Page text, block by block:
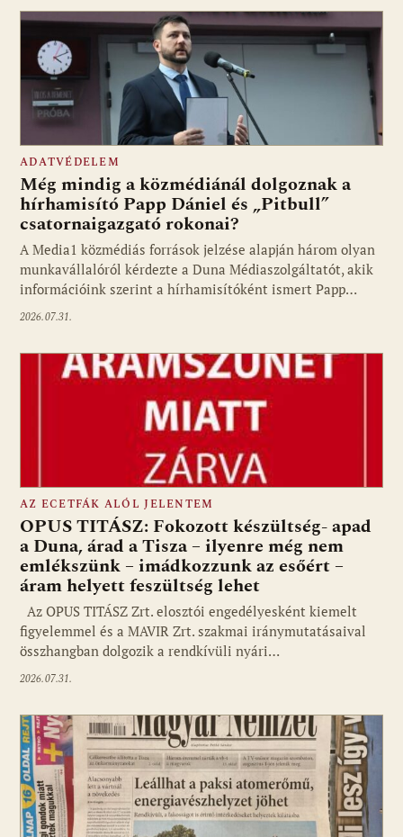
ADATVÉDELEM
Még mindig a közmédiánál dolgoznak a
hírhamisító Papp Dániel és „Pitbull”
csatornaigazgató rokonai?
A Media1 közmédiás források jelzése alapján három olyan
munkavállalóról kérdezte a Duna Médiaszolgáltatót, akik
információink szerint a hírhamisítóként ismert Papp…
2026.07.31.
AZ ECETFÁK ALÓL JELENTEM
OPUS TITÁSZ: Fokozott készültség- apad
a Duna, árad a Tisza – ilyenre még nem
emlékszünk – imádkozzunk az esőért –
áram helyett feszültség lehet
Az OPUS TITÁSZ Zrt. elosztói engedélyesként kiemelt
figyelemmel és a MAVIR Zrt. szakmai iránymutatásaival
összhangban dolgozik a rendkívüli nyári…
2026.07.31.